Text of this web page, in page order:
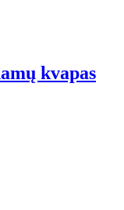
kvapas